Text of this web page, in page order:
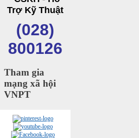
Trợ Kỹ Thuật
(028)
800126
Tham gia
mạng xã hội
VNPT